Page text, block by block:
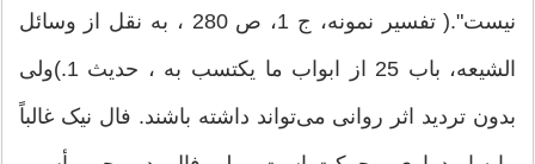
نیست".( تفسیر نمونه، ج 1، ص 280 ، به نقل از وسائل
الشیعه، باب 25 از ابواب ما یکتسب به ، حدیث 1.)ولی
بدون تردید اثر روانی می‌تواند داشته باشند. فال نیک غالباً